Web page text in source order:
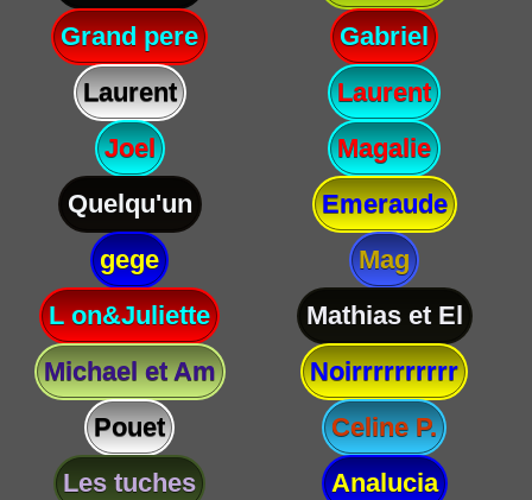
Grand pere
Gabriel
Laurent
Laurent
Joel
Magalie
Quelqu'un
Emeraude
gege
Mag
L on&Juliette
Mathias et El
Michael et Am
Noirrrrrrrrrr
Pouet
Celine P.
Les tuches
Analucia